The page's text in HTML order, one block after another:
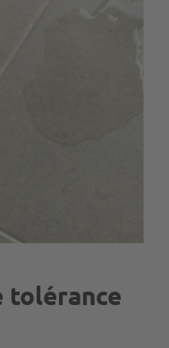
tolérance